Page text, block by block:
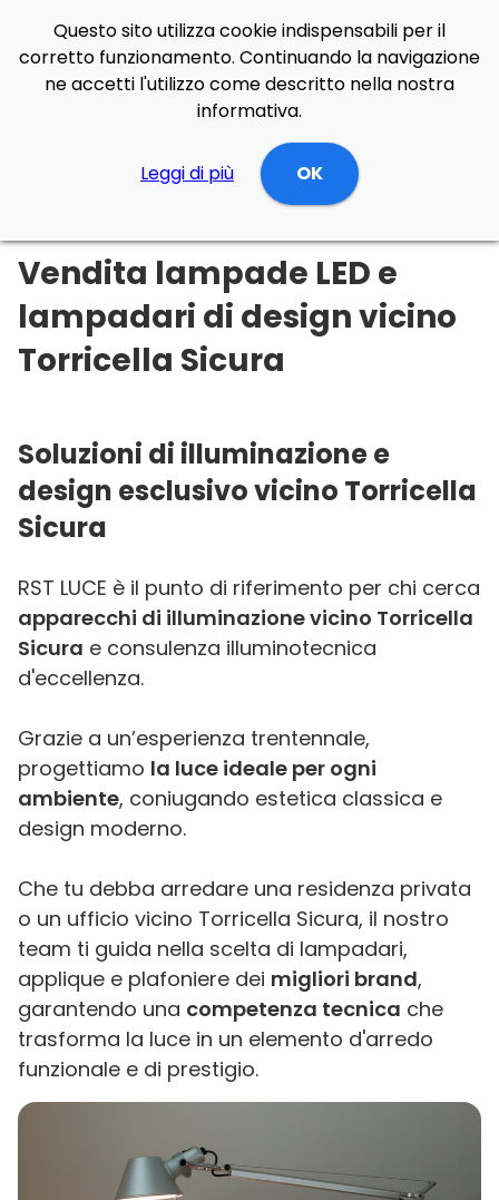
Illuminazione Online Abruzzo
Teramo
Vendita lampade LED e
lampadari di design vicino
Torricella Sicura
Soluzioni di illuminazione e
design esclusivo vicino Torricella
Sicura
RST LUCE è il punto di riferimento per chi cerca
apparecchi di illuminazione vicino Torricella
Sicura e consulenza illuminotecnica
d'eccellenza.
Grazie a un’esperienza trentennale,
progettiamo la luce ideale per ogni
ambiente, coniugando estetica classica e
design moderno.
Che tu debba arredare una residenza privata
o un ufficio vicino Torricella Sicura, il nostro
team ti guida nella scelta di lampadari,
applique e plafoniere dei migliori brand,
garantendo una competenza tecnica che
trasforma la luce in un elemento d'arredo
funzionale e di prestigio.
Questo sito utilizza cookie indispensabili per il
corretto funzionamento. Continuando la navigazione
ne accetti l'utilizzo come descritto nella nostra
informativa.
Leggi di più OK